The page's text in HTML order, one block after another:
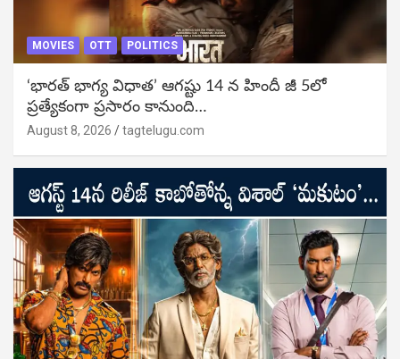
MOVIES OTT POLITICS
‘భారత్ భాగ్య విధాత’ ఆగష్టు 14 న హిందీ జీ 5లో
ప్రత్యేకంగా ప్రసారం కానుంది…
August 8, 2026 tagtelugu.com